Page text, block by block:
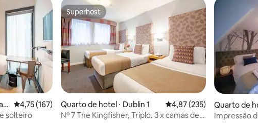
4,75 de uma avaliação média de 5, 167 avaliações
4,75 (167)
solteiro
Superhost
Superhost
Quarto de hotel ⋅ Dublin 1 4,87 de uma avaliação
4,87 (235)
Nº 7 The Kingfisher, Triplo. 3 x camas de
Quarto de
Impressão